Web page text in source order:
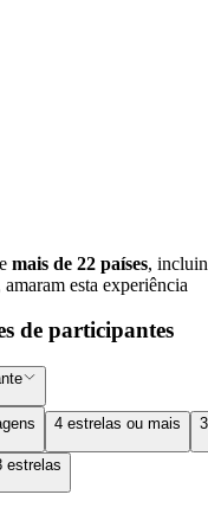
mais de 22 países,
amaram esta experiência
de participantes
4 estrelas ou mais
estrelas